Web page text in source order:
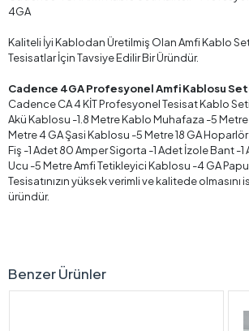
4GA
Kaliteli İyi Kablodan Üretilmiş Olan Amfi Kablo
Tesisatlar İçin Tavsiye Edilir Bir Üründür.
Cadence 4GA Profesyonel Amfi Kablosu
Cadence CA 4 KİT Profesyonel Tesisat Kablo
Akü Kablosu -1.8 Metre Kablo Muhafaza -5
Metre 4 GA Şasi Kablosu -5 Metre 18 GA
Fiş -1 Adet 80 Amper Sigorta -1 Adet İzole Bant -
Ucu -5 Metre Amfi Tetikleyici Kablosu -4 GA
Tesisatınızın yüksek verimli ve kalitede olmasını
üründür.
Benzer Ürünler